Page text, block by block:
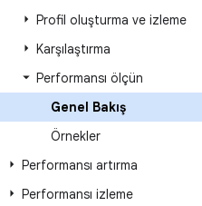
Profil oluşturma ve izleme
Karşılaştırma
Performansı ölçün
Genel Bakış
Örnekler
Performansı artırma
Performansı izleme